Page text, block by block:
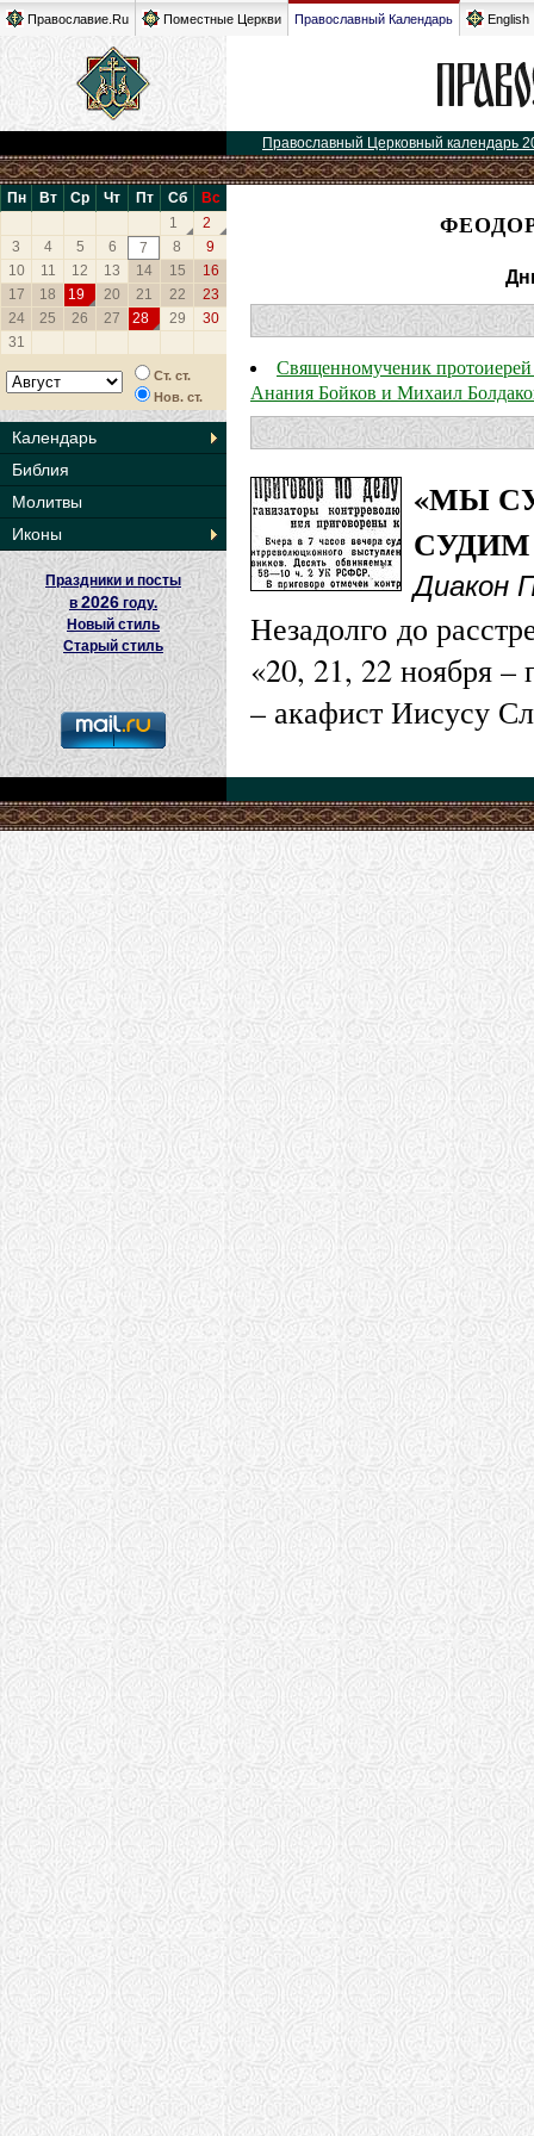
Православие.Ru Поместные Церкви Православный Календарь English
Православный Церковный календарь
Пн Вт Ср Чт Пт Сб
Вс
1
2
3
4 5 6 7 8
9
10
11 12 13 14 15
16
17
18 19 20 21 22
23
24
25 26 27 28 29
30
31
Ст. ст.
Нов. ст.
Календарь
Библия
Молитвы
Иконы
Праздники и посты
в2026 году.
Новый стиль
Старый стиль
Священномученик
Анания Бойков и Михаил
«МЫ
СУДИМ
Диакон
Незадолго до
«20, 21, 22 ноября –
– акафист Иисусу